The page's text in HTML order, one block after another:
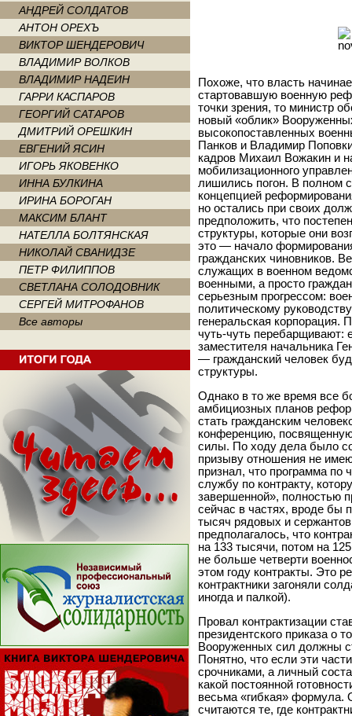
АНДРЕЙ СОЛДАТОВ
АНТОН ОРЕХЪ
ВИКТОР ШЕНДЕРОВИЧ
ВЛАДИМИР ВОЛКОВ
ВЛАДИМИР НАДЕИН
ГАРРИ КАСПАРОВ
ГЕОРГИЙ САТАРОВ
ДМИТРИЙ ОРЕШКИН
ЕВГЕНИЙ ЯСИН
ИГОРЬ ЯКОВЕНКО
ИННА БУЛКИНА
ИРИНА БОРОГАН
МАКСИМ БЛАНТ
НАТЕЛЛА БОЛТЯНСКАЯ
НИКОЛАЙ СВАНИДЗЕ
ПЕТР ФИЛИППОВ
СВЕТЛАНА СОЛОДОВНИК
СЕРГЕЙ МИТРОФАНОВ
Все авторы
Похоже, что власть
стартовавшую военную
точки зрения, то министр
новый «облик»
высокопоставленных
Панков и Владимир
кадров Михаил Вожакин и
мобилизационного
лишились погон. В полном
концепцией
но остались при своих
предположить, что
структуры, которые они
это — начало
гражданских чиновников.
служащих в военном
военными, а просто
серьезным прогрессом:
политическому
генеральская корпорация.
чуть-чуть перебарщивают:
заместителя начальника
— гражданский человек
структуры.
Однако в то же время все
амбициозных планов
стать гражданским
конференцию,
силы. По ходу дела было
призыву отношения не
признал, что программа по
службу по контракту,
завершенной», полностью
сейчас в частях, вроде бы
тысяч рядовых и
предполагалось, что
на 133 тысячи, потом на
не больше четверти
этом году контракты. Это
контрактники загоняли
иногда и палкой).
Провал контрактизации
президентского приказа о
Вооруженных сил должны
Понятно, что если эти
срочниками, а личный
какой постоянной
весьма «гибкая» формула.
считаются те, где